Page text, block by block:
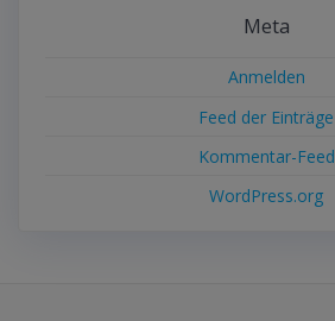
Meta
Anmelden
Feed der Einträge
Kommentar-Feed
WordPress.org